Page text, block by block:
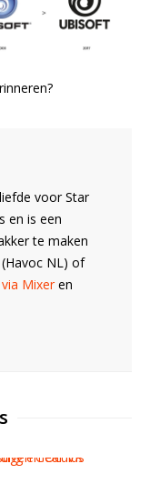
voor Star
en is een
te maken
NL) of
Mixeren